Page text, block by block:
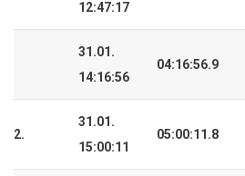
12:47:17
31.01.
14:16:56
04:16:56.9
2.
31.01.
15:00:11
05:00:11.8